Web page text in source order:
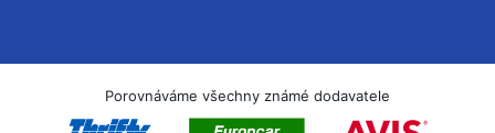
Porovnáváme všechny známé dodavatele